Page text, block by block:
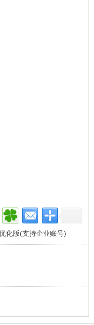
化版(支持企业账号)